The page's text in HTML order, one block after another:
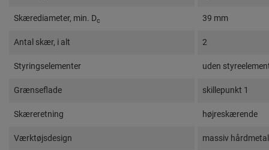
Skærediameter, min. Dc 39 mm
Antal skær, i alt 2
Styringselementer uden
Grænseflade skillepunkt 1
Skæreretning højreskærende
Værktøjsdesign massiv